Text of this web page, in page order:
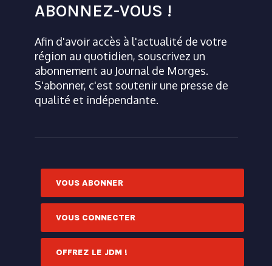
ABONNEZ-VOUS !
Afin d'avoir accès à l'actualité de votre
région au quotidien, souscrivez un
abonnement au Journal de Morges.
S'abonner, c'est soutenir une presse de
qualité et indépendante.
VOUS ABONNER
VOUS CONNECTER
OFFREZ LE JDM !